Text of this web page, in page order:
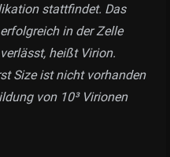
stattfindet. Das
in der Zelle
heißt Virion.
Size ist nicht vorhanden
von 10³ Virionen